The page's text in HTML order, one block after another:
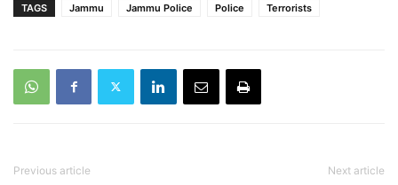
TAGS Jammu Jammu Police Police Terrorists
Previous article Next article